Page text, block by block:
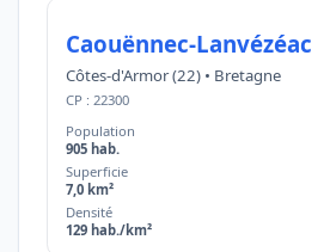
Caouënnec-Lanvézéac
Côtes-d'Armor (22) • Bretagne
CP : 22300
Population
905 hab.
Superficie
7,0 km²
Densité
129 hab./km²